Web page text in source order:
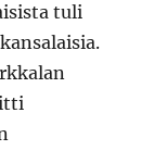
tuli